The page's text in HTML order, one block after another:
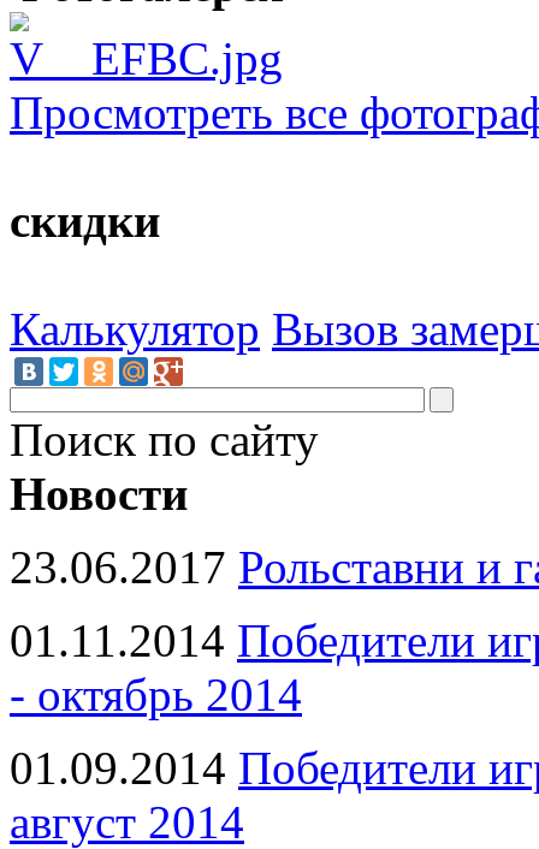
Просмотреть все
скидки
Калькулятор Вызов
Поиск по сайту
Новости
23.06.2017 Рольставни и
01.11.2014 Победители
- октябрь 2014
01.09.2014 Победители
август 2014